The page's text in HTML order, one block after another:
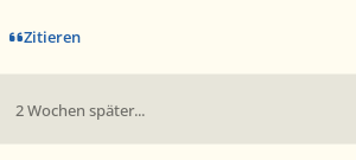
Zitieren
2 Wochen später...